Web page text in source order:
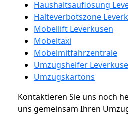
Haushaltsauflösung
Halteverbotszone
Möbellift Leverkusen
Möbeltaxi
Möbelmitfahrzentrale
Umzugshelfer
Umzugskartons
Kontaktieren Sie uns noch
uns gemeinsam Ihren